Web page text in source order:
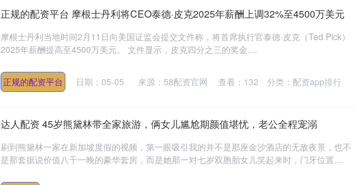
正规的配资平台 摩根士丹利将CEO泰德·皮克2025年薪酬上调32%至4500万美元
摩根士丹利当地时间2月11日向美国证监会提交文件称，将首席执行官泰德·皮克（Ted Pick）
2025年薪酬提高至4500万美元。 文件显示，皮克四分之三的奖金....
正规的配资平台 日期：05-05 来源：58配资官网 查看： 132 分类： 配资app排行
达人配资 45岁熊黛林带全家旅游，俩女儿尴尬期颜值堪忧，老公全程宠溺
刷到熊黛林一家在新加坡度假的视频，第一眼吸引我的并不是那座金沙酒店的无敌夜景，也不
是那套据说价值八千一晚的豪华套房，而是她那一对七岁双胞胎女儿笑起来时，门牙位置....